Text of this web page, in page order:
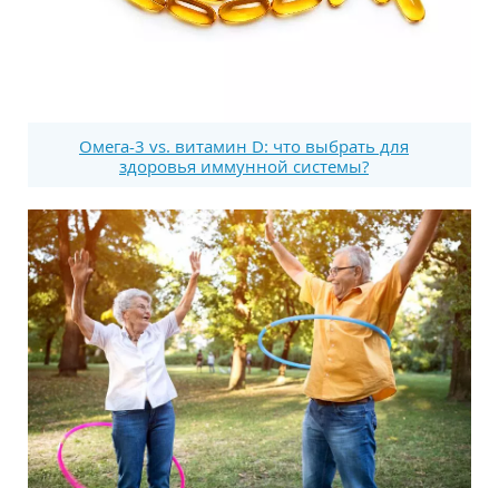
Омега-3 vs. витамин D: что выбрать для
здоровья иммунной системы?